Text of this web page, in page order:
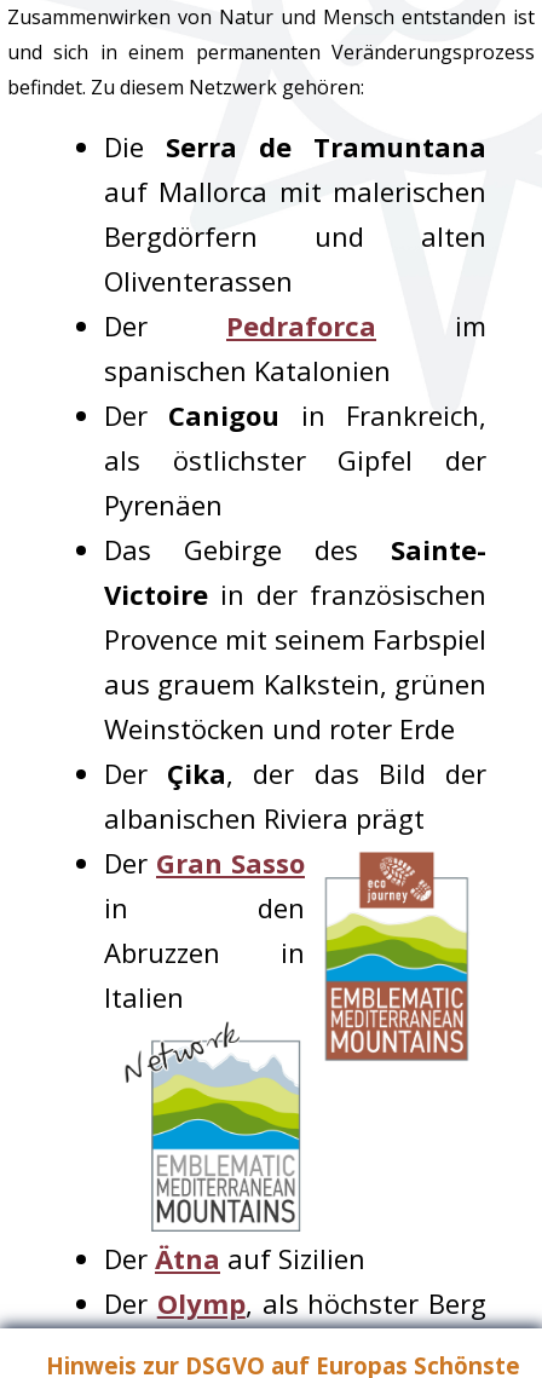
Zusammenwirken von Natur und Mensch entstanden ist
und sich in einem permanenten Veränderungsprozess
befindet. Zu diesem Netzwerk gehören:
Die Serra de Tramuntana
auf Mallorca mit malerischen
Bergdörfern und alten
Oliventerassen
Der Pedraforca im
spanischen Katalonien
Der Canigou in Frankreich,
als östlichster Gipfel der
Pyrenäen
Das Gebirge des Sainte-
Victoire in der französischen
Provence mit seinem Farbspiel
aus grauem Kalkstein, grünen
Weinstöcken und roter Erde
Der Çika, der das Bild der
albanischen Riviera prägt
Der Gran Sasso
in den
Abruzzen in
Italien
Der Ätna auf Sizilien
Der Olymp, als höchster Berg
Griechenlands
Hinweis zur DSGVO auf Europas Schönste